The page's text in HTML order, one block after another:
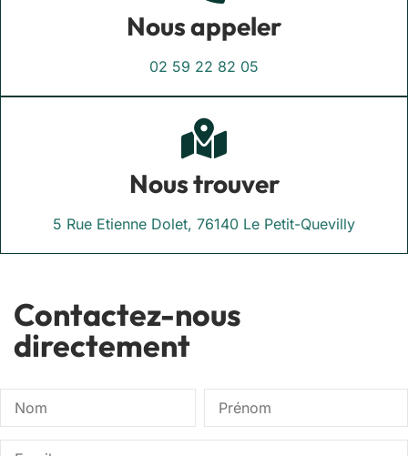
Nous appeler
02 59 22 82 05
Nous trouver
5 Rue Etienne Dolet, 76140 Le Petit-Quevilly
Contactez-nous
directement